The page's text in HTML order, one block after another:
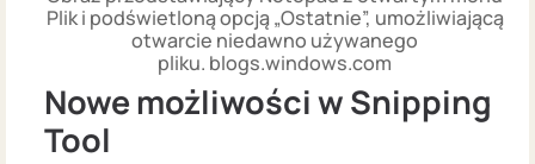
Plik i podświetloną opcją „Ostatnie”, umożliwiającą
otwarcie niedawno używanego
pliku. blogs.windows.com
Nowe możliwości w Snipping
Tool